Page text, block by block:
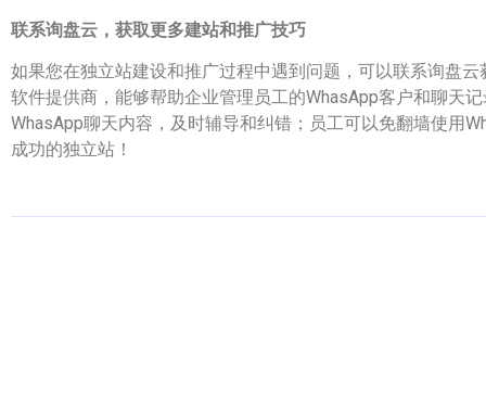
联系询盘云，获取更多建站和推广技巧
如果您在独立站建设和推广过程中遇到问题，可以联系询盘
软件提供商，能够帮助企业管理员工的WhasApp客户和聊天
WhasApp聊天内容，及时辅导和纠错；员工可以免翻墙使用
成功的独立站！